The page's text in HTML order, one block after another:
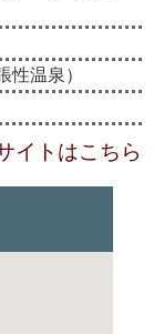
性温泉）
イトはこちら